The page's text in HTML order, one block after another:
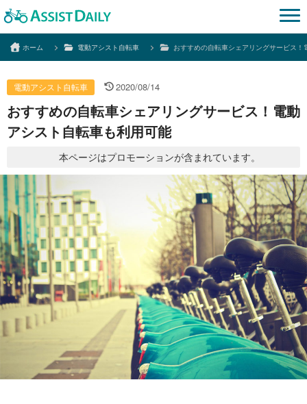
ホーム 電動アシスト自転車 おすすめの自転車シェアリングサービス
電動アシスト自転車 2020/08/14
おすすめの自転車シェアリングサービス！電動
アシスト自転車も利用可能
本ページはプロモーションが含まれています。